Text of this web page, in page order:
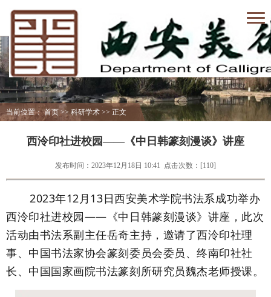
当前位置： 首页 >> 科研学术 >> 正文
西泠印社进校园——《中日韩篆刻漫谈》讲座
发布时间：2023年12月18日 10:41 点击次数：[110]
2023年12月13日西安美术学院书法系成功举办
西泠印社进校园——《中日韩篆刻漫谈》讲座，此次
活动由书法系副主任岳奇主持，邀请了西泠印社理
事、中国书法家协会篆刻委员会委员、终南印社社
长、中国国家画院书法篆刻所研究员魏杰老师授课。